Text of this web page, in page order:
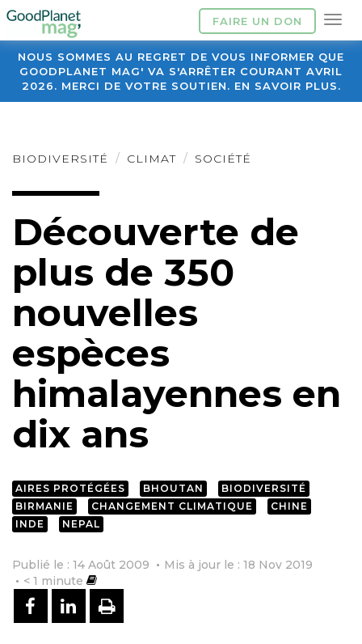
FAIRE UN DON
NOUS SOMMES AU REGRET DE VOUS INFORMER QUE
GOODPLANET MAG' VA S'ARRÊTER COURANT AVRIL
2026. MERCI DE VOTRE SOUTIEN. EN SAVOIR PLUS.
BIODIVERSITÉ CLIMAT SOCIÉTÉ
Découverte de
plus de 350
nouvelles
espèces
himalayennes en
dix ans
AIRES PROTÉGÉES BHOUTAN
BIODIVERSITÉ
BIRMANIE
CHANGEMENT CLIMATIQUE
CHINE
INDE
NEPAL
Publié le : 14 Août 2009
Mis à jour le : 18 Nov 2019
< 1 minute
PARTAGER SUR FACEBOOK
PARTAGER SUR LINKEDIN
IMPRIMER